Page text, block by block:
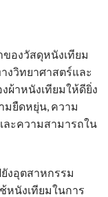
องวัสดุหนังเทียม
งวิทยาศาสตร์และ
ผ้าหนังเทียมให้ดียิ่ง
ยืดหยุ่น, ความ
ละความสามารถใน
งอุตสาหกรรม
หนังเทียมในการ